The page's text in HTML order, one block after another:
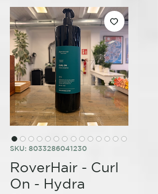
SKU: 8033286041230
RoverHair - Curl
On - Hydra